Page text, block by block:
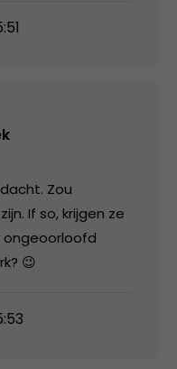
Zou
If so, krijgen ze
ongeoorloofd
😉